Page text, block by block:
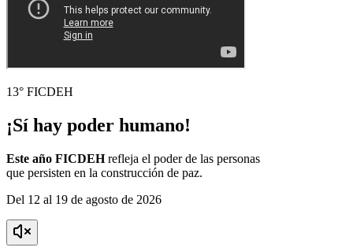
13° FICDEH
¡Sí hay poder humano!
Este año FICDEHrefleja el poder de las personas
que persisten en la construcción de paz.
Del 12 al 19 de agosto de 2026